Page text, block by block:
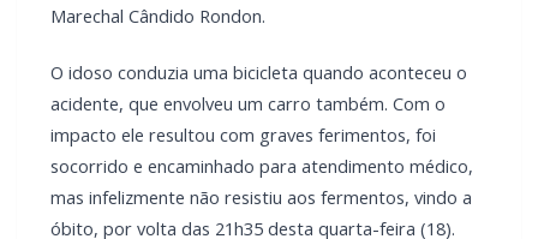
impacto ele resultou com graves ferimentos, foi
mas infelizmente não resistiu aos fermentos, vindo a
óbito, por volta das 21h35 desta quarta-feira (18).
O corpo de Jandir será velado na Igreja Evangélica
Ministério Jetsemani, na Rua 15 de Novembro, 565,